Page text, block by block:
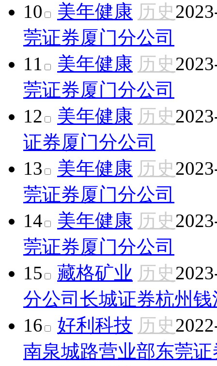
10
美年健康 历史
莞证券厦门分公司
11
美年健康 历史
莞证券厦门分公司
12
美年健康 历史
证券厦门分公司
13
美年健康 历史
莞证券厦门分公司
14
美年健康 历史
莞证券厦门分公司
15
藏格矿业 历史
分公司 长城证券杭州
16
好利科技 历史
南泉城路营业部东莞